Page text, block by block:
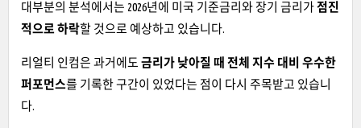
대부분의 분석에서는 2026년에 미국 기준금리와 장기 금리가점진
적으로 하락할 것으로 예상하고 있습니다.
리얼티 인컴은 과거에도 금리가 낮아질 때 전체 지수 대비 우수한
퍼포먼스를 기록한 구간이 있었다는 점이 다시 주목받고 있습니
다.